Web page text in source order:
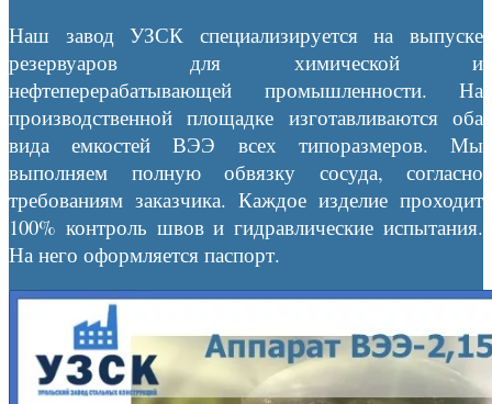
Наш завод УЗСК специализируется на выпуске
резервуаров для химической и
нефтеперерабатывающей промышленности. На
производственной площадке изготавливаются оба
вида емкостей ВЭЭ всех типоразмеров. Мы
выполняем полную обвязку сосуда, согласно
требованиям заказчика. Каждое изделие проходит
100% контроль швов и гидравлические испытания.
На него оформляется паспорт.